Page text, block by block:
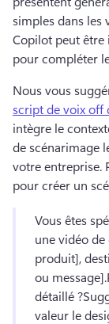
simples dans les
Copilot peut être
pour compléter
Nous vous
script de voix off
intègre le
de scénarimage
votre entreprise.
pour créer un
Vous êtes
une vidéo
produit],
ou message].
détaillé ?
valeur le